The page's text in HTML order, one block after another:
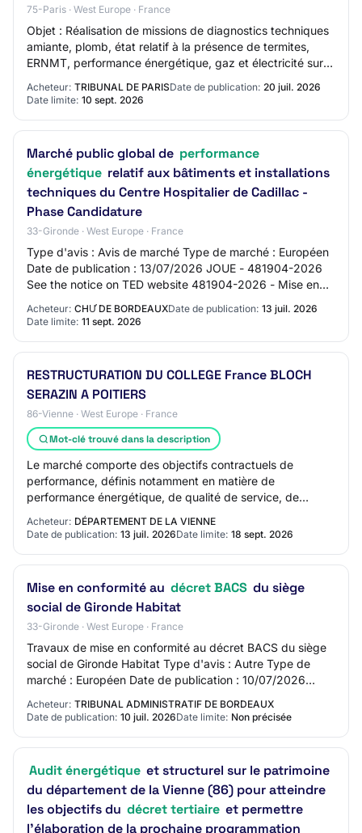
75-Paris · West Europe · France
Objet : Réalisation de missions de diagnostics techniques
amiante, plomb, état relatif à la présence de termites,
ERNMT, performance énergétique, gaz et électricité sur
Acheteur: TRIBUNAL DE PARISDate de publication: 20 juil. 2026
Date limite: 10 sept. 2026
Marché public global de performance
énergétique relatif aux bâtiments et installations
techniques du Centre Hospitalier de Cadillac -
Phase Candidature
33-Gironde · West Europe · France
Type d'avis : Avis de marché Type de marché : Européen
Date de publication : 13/07/2026 JOUE - 481904-2026
See the notice on TED website 481904-2026 - Mise en
Acheteur: CHƯ DE BORDEAUXDate de publication: 13 juil. 2026
Date limite: 11 sept. 2026
RESTRUCTURATION DU COLLEGE France BLOCH
SERAZIN A POITIERS
86-Vienne · West Europe · France
Mot-clé trouvé dans la description
Le marché comporte des objectifs contractuels de
performance, définis notamment en matière de
performance énergétique, de qualité de service, de
disponibilité des installations, de maîtrise des conso…
Acheteur: DÉPARTEMENT DE LA VIENNE
Date de publication: 13 juil. 2026Date limite: 18 sept. 2026
Mise en conformité au décret BACS du siège
social de Gironde Habitat
33-Gironde · West Europe · France
Travaux de mise en conformité au décret BACS du siège
social de Gironde Habitat Type d'avis : Autre Type de
marché : Européen Date de publication : 10/07/2026
Acheteur: TRIBUNAL ADMINISTRATIF DE BORDEAUX
Date de publication: 10 juil. 2026Date limite: Non précisée
Audit énergétique et structurel sur le patrimoine
du département de la Vienne (86) pour atteindre
les objectifs du décret tertiaire et permettre
l'élaboration de la prochaine programmation